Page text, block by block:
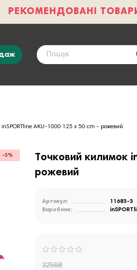
РЕКОМЕНДОВАНІ
inSPORTline AKU-1000 125 x 50 cm - рожевий
-5%
Точковий килимок
рожевий
Артикул:
11683-3
Виробник:
3256₴